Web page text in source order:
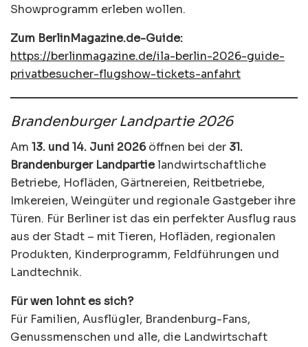
Showprogramm erleben wollen.
Zum BerlinMagazine.de-Guide:
https://berlinmagazine.de/ila-berlin-2026-guide-
privatbesucher-flugshow-tickets-anfahrt
Brandenburger Landpartie 2026
Am 13. und 14. Juni 2026öffnen bei der 31.
Brandenburger Landpartielandwirtschaftliche
Betriebe, Hofläden, Gärtnereien, Reitbetriebe,
Imkereien, Weingüter und regionale Gastgeber ihre
Türen. Für Berliner ist das ein perfekter Ausflug raus
aus der Stadt – mit Tieren, Hofläden, regionalen
Produkten, Kinderprogramm, Feldführungen und
Landtechnik.
Für wen lohnt es sich?
Für Familien, Ausflügler, Brandenburg-Fans,
Genussmenschen und alle, die Landwirtschaft